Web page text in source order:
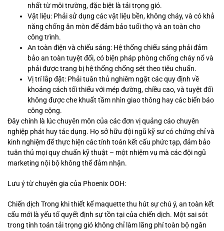
nhất từ môi trường, đặc biệt là tải trọng gió.
Vật liệu: Phải sử dụng các vật liệu bền, không cháy, và có khả
năng chống ăn mòn để đảm bảo tuổi thọ và an toàn cho
công trình.
An toàn điện và chiếu sáng: Hệ thống chiếu sáng phải đảm
bảo an toàn tuyệt đối, có biện pháp phòng chống cháy nổ và
phải được trang bị hệ thống chống sét theo tiêu chuẩn.
Vị trí lắp đặt: Phải tuân thủ nghiêm ngặt các quy định về
khoảng cách tối thiểu với mép đường, chiều cao, và tuyệt đối
không được che khuất tầm nhìn giao thông hay các biển báo
công cộng.
Đây chính là lúc chuyên môn của các đơn vị quảng cáo chuyên
nghiệp phát huy tác dụng. Họ sở hữu đội ngũ kỹ sư có chứng chỉ và
kinh nghiệm để thực hiện các tính toán kết cấu phức tạp, đảm bảo
tuân thủ mọi quy chuẩn kỹ thuật – một nhiệm vụ mà các đội ngũ
marketing nội bộ không thể đảm nhận.
Lưu ý từ chuyên gia của Phoenix OOH:
Chiến dịch Trong khi thiết kế maquette thu hút sự chú ý, an toàn kết
cấu mới là yếu tố quyết định sự tồn tại của chiến dịch. Một sai sót
trong tính toán tải trọng gió không chỉ làm lãng phí toàn bộ ngân